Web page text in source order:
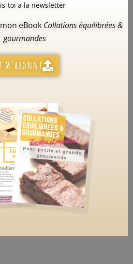
toi a la newsletter
eBook Collations équilibrées &
gourmandes
M'abonne